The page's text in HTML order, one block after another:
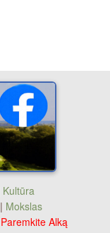
Kultūra
| Mokslas
Paremkite Alką